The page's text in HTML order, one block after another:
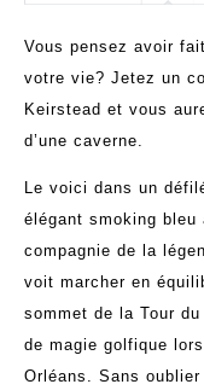
Vous pensez avoir
votre vie? Jetez un
Keirstead et vous
d’une caverne.
Le voici dans un
élégant smoking
compagnie de la
voit marcher en
sommet de la Tour
de magie golfique
Orléans. Sans